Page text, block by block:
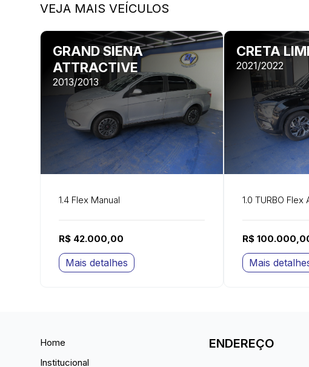
VEJA MAIS VEÍCULOS
GRAND SIENA
ATTRACTIVE
2013/2013
1.4 Flex Manual
R$ 42.000,00
Mais detalhes
CRETA
2021/2022
1.0 TURBO Flex
R$
Mais
Home
Institucional
ENDEREÇO